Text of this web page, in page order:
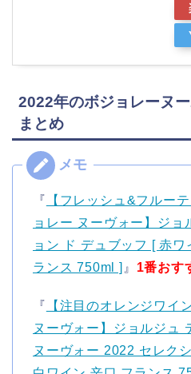
2022年のボジョレーヌ
まとめ
『
【フレッシュ&フルー
ョレー ヌーヴォー】ジ
ョン ド デュブッフ [ 赤
ランス 750ml ] 』 1番おす
『
【注目のオレンジワイ
ヌーヴォー】ジョルジュ
ヌーヴォー 2022 セレク